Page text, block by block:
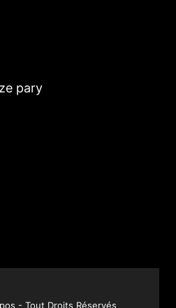
pary
- Tout Droits Réservés